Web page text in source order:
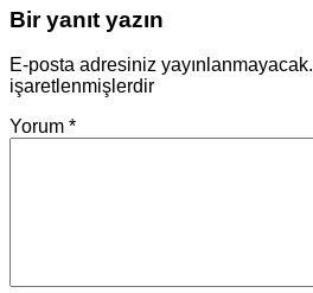
Bir yanıt yazın
E-posta adresiniz yayınlanmayacak.
işaretlenmişlerdir
Yorum *